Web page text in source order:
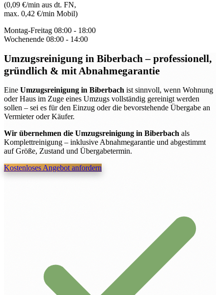
(0,09 €/min aus dt. FN,
max. 0,42 €/min Mobil)
Montag-Freitag 08:00 - 18:00
Wochenende 08:00 - 14:00
Umzugsreinigung in Biberbach– professionell,
gründlich & mit Abnahmegarantie
Eine Umzugsreinigung in Biberbach ist sinnvoll, wenn Wohnung
oder Haus im Zuge eines Umzugs vollständig gereinigt werden
sollen – sei es für den Einzug oder die bevorstehende Übergabe an
Vermieter oder Käufer.
Wir übernehmen die Umzugsreinigung in Biberbach als
Komplettreinigung – inklusive Abnahmegarantie und abgestimmt
auf Größe, Zustand und Übergabetermin.
Kostenloses Angebot anfordern